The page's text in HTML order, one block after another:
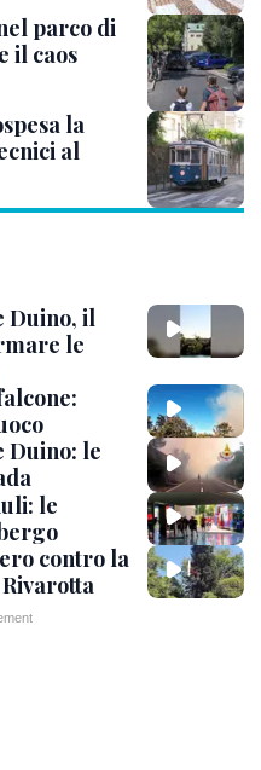
parco di
il caos
la
al
Duino, il
le
Duino: le
le
contro la